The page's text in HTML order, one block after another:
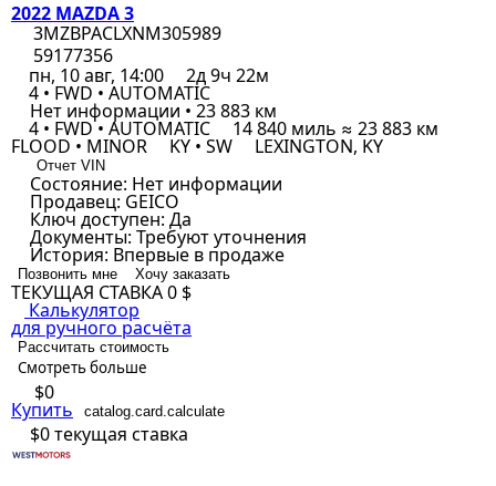
2022 MAZDA 3
3MZBPACLXNM305989
59177356
пн, 10 авг, 14:00
2д 9ч 22м
4 • FWD • AUTOMATIC
Нет информации • 23 883 км
4 • FWD • AUTOMATIC 14 840 миль ≈ 23 883 км
FLOOD • MINOR KY • SW LEXINGTON, KY
Отчет VIN
Состояние: Нет информации
Продавец: GEICO
Ключ доступен: Да
Документы: Требуют уточнения
История: Впервые в продаже
Позвонить мне Хочу заказать
ТЕКУЩАЯ СТАВКА0 $
Калькулятор
для ручного расчёта
Рассчитать стоимость
Смотреть больше
$0
Купить catalog.card.calculate
$0текущая ставка